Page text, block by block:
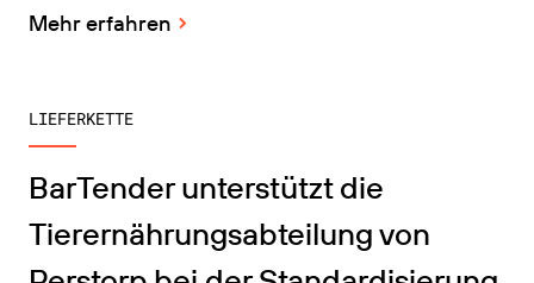
Mehr erfahren
LIEFERKETTE
BarTender unterstützt die
Tierernährungsabteilung von